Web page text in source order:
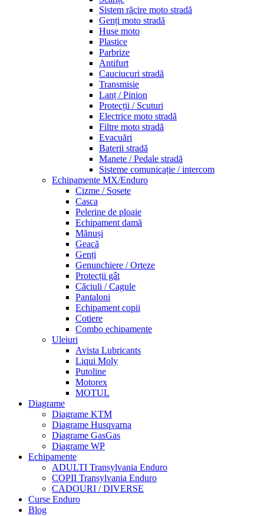
Sistem răcire moto stradă
Genți moto stradă
Huse moto
Plastice
Parbrize
Antifurt
Cauciucuri stradă
Transmisie
Lanț / Pinion
Protecții / Scuturi
Electrice moto stradă
Filtre moto stradă
Evacuări
Baterii stradă
Manete / Pedale stradă
Sisteme comunicație / intercom
Echipamente MX/Enduro
Cizme / Sosete
Casca
Pelerine de ploaie
Echipament damă
Mănuși
Geacă
Genți
Genunchiere / Orteze
Protecții gât
Căciuli / Cagule
Pantaloni
Echipament copii
Cotiere
Combo echipamente
Uleiuri
Avista Lubricants
Liqui Moly
Putoline
Motorex
MOTUL
Diagrame
Diagrame KTM
Diagrame Husqvarna
Diagrame GasGas
Diagrame WP
Echipamente
ADULTI Transylvania Enduro
COPII Transylvania Enduro
CADOURI / DIVERSE
Curse Enduro
Blog